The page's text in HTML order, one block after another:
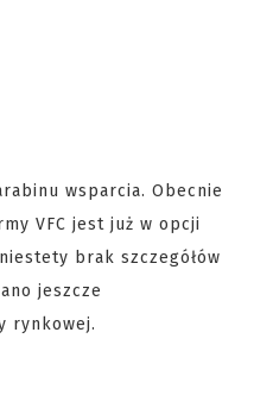
wsparcia. Obecnie
VFC jest już w opcji
brak szczegółów
jeszcze
rynkowej.